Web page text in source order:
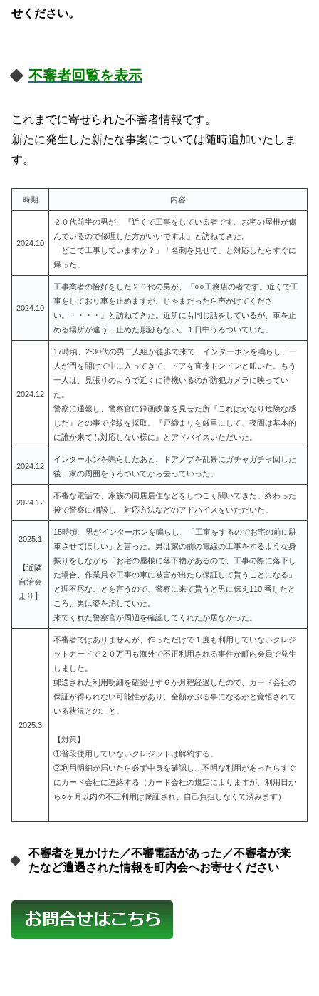
せください。
不審者回覧を表示
これまでに寄せられた不審者情報です。
新たに発生した新たな事案については随時追加いたしま
す。
時期 内容
2024.10
２０代前半の男が、『近くで工事をしている者です。お宅の屋根が傷
んでいるので修理した方がいいですよ』と訪ねてきた。
「どこで工事していますか？」「名刺を見せて」と対応したらすぐに
帰った。
2024.10
工事業者の恰好をした２０代の男が、『○○工務店の者です。近くで工
事をしており車を止めますが、じゃまだったら声かけてくださ
い。・・・・』と訪ねてきた。近所にも同じ話をしているが、車を止
める場所が違う、止めた形跡もない。１日中うろついていた。
2024.12
17時頃、2-30代の男二人組が徒歩で来て、インターホンを鳴らし、一
人が門を開けて中に入ってきて、ドアを直接ドンドンと叩いた。もう
一人は、見張りのようで近くに待機いるのが防犯カメラに映ってい
た。
警察に通報し、警察官に録画映像を見せた所『これはかなり危険な感
じだ』との事で指紋を採取。『戸締まりを厳重にして、夜間は基本的
に誰か来ても対応しない様に』とアドバイスいただいた。
2024.12
インターホンを鳴らしたあと、ドアノブを乱暴にガチャガチャ回した
後、家の周囲をうろついてから去っていった。
2024.12
不審な電話で、家族の同居居住などをしつこく聞いてきた。終わった
後で警察に相談し、対応方法などのアドバイスをいただいた。
2025.1
【近隣
自治会
より】
15時頃、男がインターホンを鳴らし、「工事をするのでお宅の前に駐
車させてほしい」と言った。男は家の前の電線の工事をするような身
振りをしながら「お宅の屋根に落下物があるので、工事の際に落下し
た場合、作業員や工事の車に被害が出たら保証して貰うことになる」
と理不尽なことを言うので、警察に来て貰うと男に伝え110 番したと
ころ、男は姿を消していた。
来てくれた警察官が周辺を確認してくれたが居なかった。
2025.3
不審者ではありませんが、作っただけで１度も利用していないクレジ
ットカードで２０万円も海外で不正利用される事件が町内会員で発生
しました。
郵送された利用明細を確認せず６か月程経過したので、カード会社の
保証が得られない可能性があり、全額かぶる事になるかと覚悟されて
いる状況とのこと。
【対策】
①普段使用していないクレジットは解約する。
②利用明細が届いたら必ず中身を確認し、不明な利用があったらすぐ
にカード会社に連絡する（カード会社の規定によりますが、利用日か
ら○ヶ月以内の不正利用は保証され、自己負担しなくて済みます）
不審者を見かけた／不審電話があった／不審者が来
たなど遭遇された情報を町内会へお寄せください